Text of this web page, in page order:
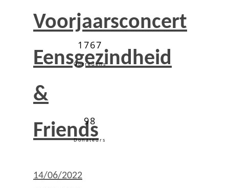
Voorjaarsconcert
Eensgezindheid
&
Friends
14/06/2022
1767
Optredens
98
Donateurs